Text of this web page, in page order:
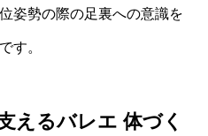
姿勢の際の足裏への意識を
す。
えるバレエ 体づく